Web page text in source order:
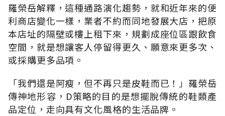
羅榮岳解釋，這種通路演化趨勢，就和近年來的便
利商店變化一樣，業者不約而同地發展大店，把原
本店址的隔壁或樓上租下來，規劃成座位區跟飲食
空間，就是想讓客人停留得更久、願意來更多次、
或採購更多品項。
「我們還是阿瘦，但不再只是皮鞋而已！」羅榮岳
傳神地形容，D策略的目的是想擺脫傳統的鞋類產
品定位，走向具有文化風格的生活品牌。